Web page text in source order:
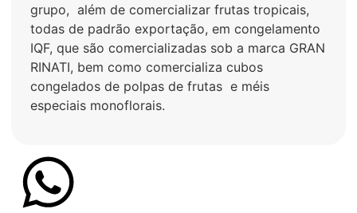
grupo, além de comercializar frutas tropicais,
todas de padrão exportação, em congelamento
IQF, que são comercializadas sob a marca GRAN
RINATI, bem como comercializa cubos
congelados de polpas de frutas e méis
especiais monoflorais.